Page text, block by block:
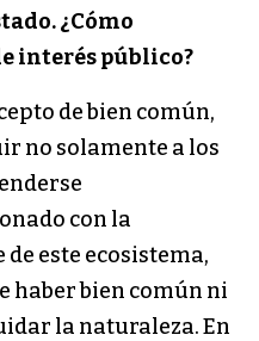
¿Cómo
interés público?
de bien común,
no solamente a los
con la
este ecosistema,
haber bien común ni
la naturaleza. En